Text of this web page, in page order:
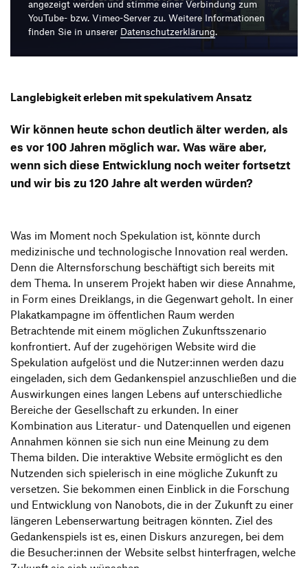
Transfer und Kooperation
Produktgestaltung B.A.
Strategische Gestaltung M.A.
angezeigt werden und stimme einer Verbindung zum
YouTube- bzw. Vimeo-Server zu. Weitere Informationen
finden Sie in unserer Datenschutzerklärung.
Langlebigkeit erleben mit spekulativem Ansatz
Wir können heute schon deutlich älter werden, als
es vor 100 Jahren möglich war. Was wäre aber,
wenn sich diese Entwicklung noch weiter fortsetzt
und wir bis zu 120 Jahre alt werden würden?
Was im Moment noch Spekulation ist, könnte durch
medizinische und technologische Innovation real werden.
Denn die Alternsforschung beschäftigt sich bereits mit
dem Thema. In unserem Projekt haben wir diese Annahme,
in Form eines Dreiklangs, in die Gegenwart geholt. In einer
Plakatkampagne im öffentlichen Raum werden
Betrachtende mit einem möglichen Zukunftsszenario
konfrontiert. Auf der zugehörigen Website wird die
Spekulation aufgelöst und die Nutzer:innen werden dazu
eingeladen, sich dem Gedankenspiel anzuschließen und die
Auswirkungen eines langen Lebens auf unterschiedliche
Bereiche der Gesellschaft zu erkunden. In einer
Kombination aus Literatur- und Datenquellen und eigenen
Annahmen können sie sich nun eine Meinung zu dem
Thema bilden. Die interaktive Website ermöglicht es den
Nutzenden sich spielerisch in eine mögliche Zukunft zu
versetzen. Sie bekommen einen Einblick in die Forschung
und Entwicklung von Nanobots, die in der Zukunft zu einer
längeren Lebenserwartung beitragen könnten. Ziel des
Gedankenspiels ist es, einen Diskurs anzuregen, bei dem
die Besucher:innen der Website selbst hinterfragen, welche